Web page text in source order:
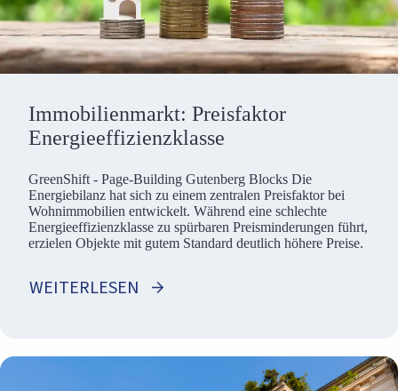
Immobilienmarkt: Preisfaktor
Energieeffizienzklasse
GreenShift - Page-Building Gutenberg Blocks Die
Energiebilanz hat sich zu einem zentralen Preisfaktor bei
Wohnimmobilien entwickelt. Während eine schlechte
Energieeffizienzklasse zu spürbaren Preisminderungen führt,
erzielen Objekte mit gutem Standard deutlich höhere Preise.
WEITERLESEN